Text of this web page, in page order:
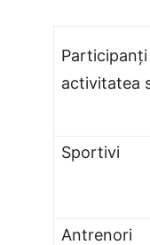
activitatea
Sportivi
Antrenori